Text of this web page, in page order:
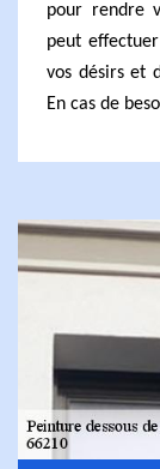
pour rendre
peut
vos désirs et
En cas de